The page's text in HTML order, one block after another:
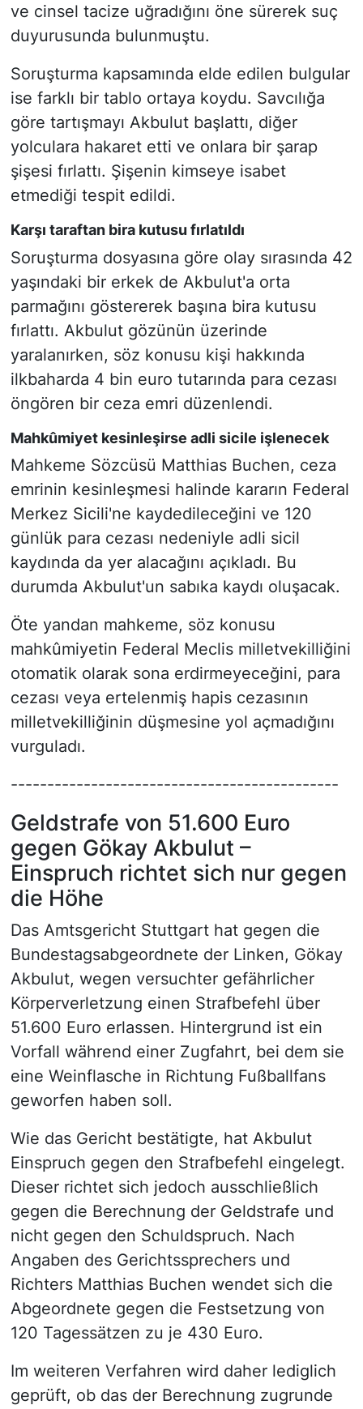
ve cinsel tacize uğradığını öne sürerek suç
duyurusunda bulunmuştu.
Soruşturma kapsamında elde edilen bulgular
ise farklı bir tablo ortaya koydu. Savcılığa
göre tartışmayı Akbulut başlattı, diğer
yolculara hakaret etti ve onlara bir şarap
şişesi fırlattı. Şişenin kimseye isabet
etmediği tespit edildi.
Karşı taraftan bira kutusu fırlatıldı
Soruşturma dosyasına göre olay sırasında 42
yaşındaki bir erkek de Akbulut'a orta
parmağını göstererek başına bira kutusu
fırlattı. Akbulut gözünün üzerinde
yaralanırken, söz konusu kişi hakkında
ilkbaharda 4 bin euro tutarında para cezası
öngören bir ceza emri düzenlendi.
Mahkûmiyet kesinleşirse adli sicile işlenecek
Mahkeme Sözcüsü Matthias Buchen, ceza
emrinin kesinleşmesi halinde kararın Federal
Merkez Sicili'ne kaydedileceğini ve 120
günlük para cezası nedeniyle adli sicil
kaydında da yer alacağını açıkladı. Bu
durumda Akbulut'un sabıka kaydı oluşacak.
Öte yandan mahkeme, söz konusu
mahkûmiyetin Federal Meclis milletvekilliğini
otomatik olarak sona erdirmeyeceğini, para
cezası veya ertelenmiş hapis cezasının
milletvekilliğinin düşmesine yol açmadığını
vurguladı.
---------------------------------------------
Geldstrafe von 51.600 Euro
gegen Gökay Akbulut –
Einspruch richtet sich nur gegen
die Höhe
Das Amtsgericht Stuttgart hat gegen die
Bundestagsabgeordnete der Linken, Gökay
Akbulut, wegen versuchter gefährlicher
Körperverletzung einen Strafbefehl über
51.600 Euro erlassen. Hintergrund ist ein
Vorfall während einer Zugfahrt, bei dem sie
eine Weinflasche in Richtung Fußballfans
geworfen haben soll.
Wie das Gericht bestätigte, hat Akbulut
Einspruch gegen den Strafbefehl eingelegt.
Dieser richtet sich jedoch ausschließlich
gegen die Berechnung der Geldstrafe und
nicht gegen den Schuldspruch. Nach
Angaben des Gerichtssprechers und
Richters Matthias Buchen wendet sich die
Abgeordnete gegen die Festsetzung von
120 Tagessätzen zu je 430 Euro.
Im weiteren Verfahren wird daher lediglich
geprüft, ob das der Berechnung zugrunde